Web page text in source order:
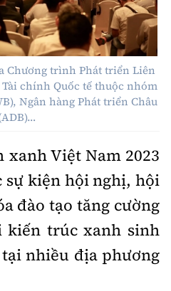
Chương trình Phát triển Liên
chính Quốc tế thuộc nhóm
Ngân hàng Phát triển Châu
Việt Nam 2023
sự kiện hội nghị, hội
đào tạo tăng cường
kiến trúc xanh sinh
nhiều địa phương